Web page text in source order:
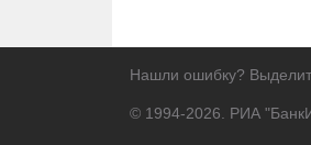
Нашли ошибку?
© 1994-2026. РИА